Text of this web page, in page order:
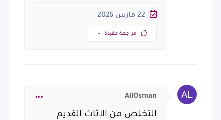
22 مارس 2026
مراجعة مفيدة -
AliOsman
التخلص من الاثاث القديم